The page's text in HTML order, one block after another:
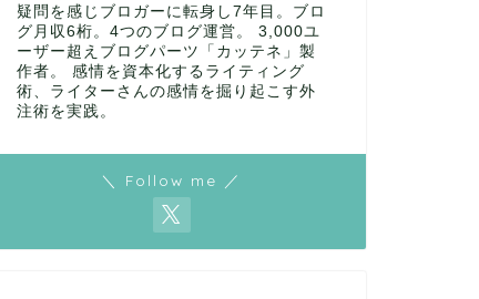
疑問を感じブロガーに転身し7年目。ブロ
グ月収6桁。4つのブログ運営。 3,000ユ
ーザー超えブログパーツ「カッテネ」製
作者。 感情を資本化するライティング
術、ライターさんの感情を掘り起こす外
注術を実践。
＼ Follow me ／